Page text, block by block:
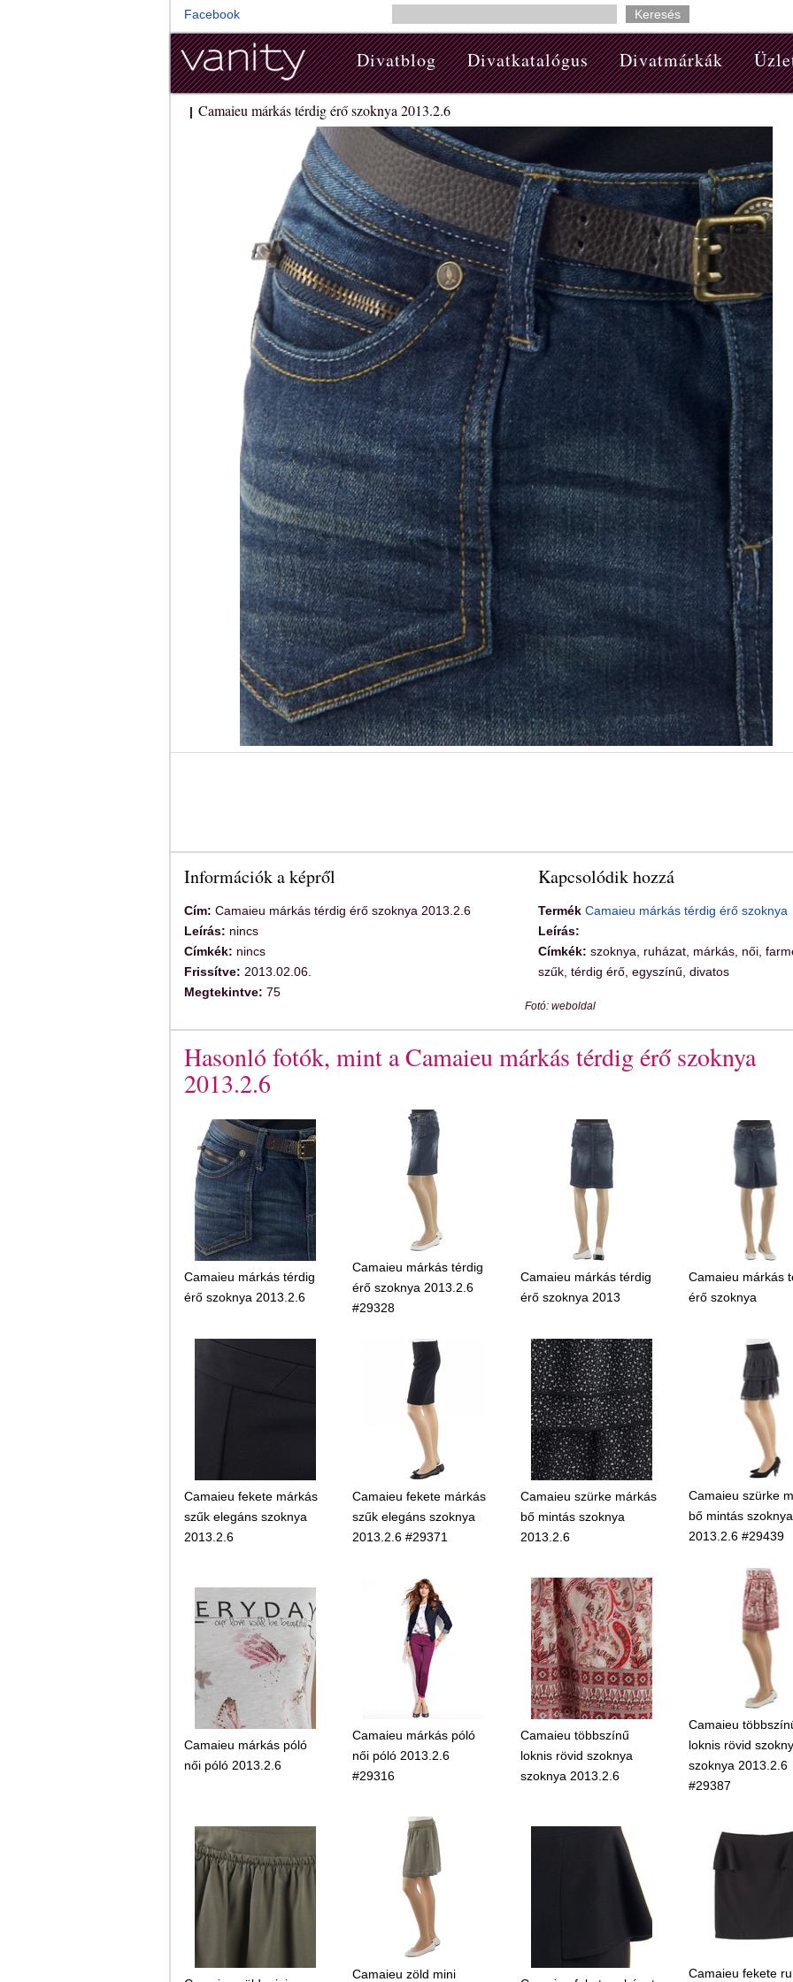
Facebook
Divatblog Divatkatalógus Divatmárkák
| Camaieu márkás térdig érő szoknya 2013.2.6
Információk a képről
Cím: Camaieu márkás térdig érő szoknya 2013.2.6
Leírás: nincs
Címkék: nincs
Frissítve: 2013.02.06.
Megtekintve: 75
Kapcsolódik hozzá
Termék Camaieu márkás térdig érő szoknya
Leírás:
Címkék: szoknya, ruházat, márkás, női,
szűk, térdig érő, egyszínű, divatos
Fotó: weboldal
Hasonló fotók, mint a Camaieu márkás térdig érő szoknya
2013.2.6
Camaieu márkás térdig
érő szoknya 2013.2.6
Camaieu márkás térdig
érő szoknya 2013.2.6
#29328
Camaieu márkás térdig
érő szoknya 2013
Camaieu márkás
érő szoknya
Camaieu fekete márkás
szűk elegáns szoknya
2013.2.6
Camaieu fekete márkás
szűk elegáns szoknya
2013.2.6 #29371
Camaieu szürke márkás
bő mintás szoknya
2013.2.6
Camaieu szürke
bő mintás szoknya
2013.2.6 #29439
Camaieu márkás póló
női póló 2013.2.6
Camaieu márkás póló
női póló 2013.2.6
#29316
Camaieu többszínű
loknis rövid szoknya
szoknya 2013.2.6
Camaieu
loknis rövid
szoknya 2013.2.6
#29387
Camaieu zöld mini Camaieu fekete